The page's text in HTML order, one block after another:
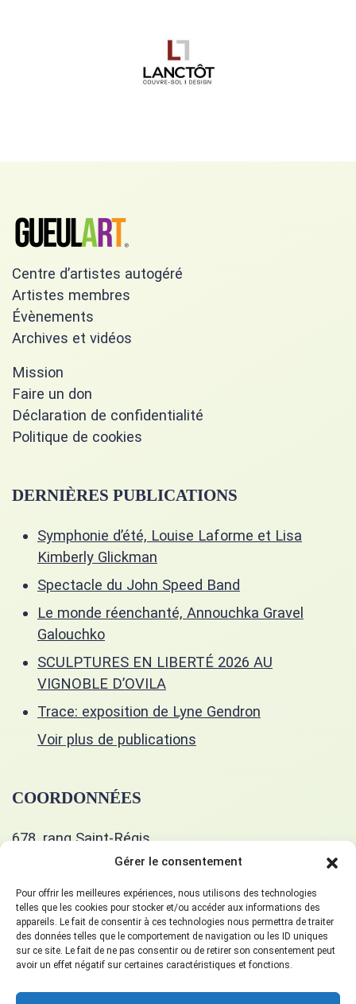
Gérer le consentement
Pour offrir les meilleures expériences, nous utilisons des technologies
telles que les cookies pour stocker et/ou accéder aux informations des
appareils. Le fait de consentir à ces technologies nous permettra de traiter
des données telles que le comportement de navigation ou les ID uniques
sur ce site. Le fait de ne pas consentir ou de retirer son consentement peut
avoir un effet négatif sur certaines caractéristiques et fonctions.
Centre d’artistes autogéré
Artistes membres
Évènements
Archives et vidéos
Mission
Faire un don
Déclaration de confidentialité
Politique de cookies
DERNIÈRES PUBLICATIONS
Symphonie d’été, Louise Laforme et Lisa
Kimberly Glickman
Spectacle du John Speed Band
Le monde réenchanté, Annouchka Gravel
Galouchko
SCULPTURES EN LIBERTÉ 2026 AU
VIGNOBLE D’OVILA
Trace: exposition de Lyne Gendron
Voir plus de publications
COORDONNÉES
678, rang Saint-Régis
Saint-Isidore, J0L 2A0
514 400-5351
gueulart678@gmail.com
SUIVEZ-NOUS!